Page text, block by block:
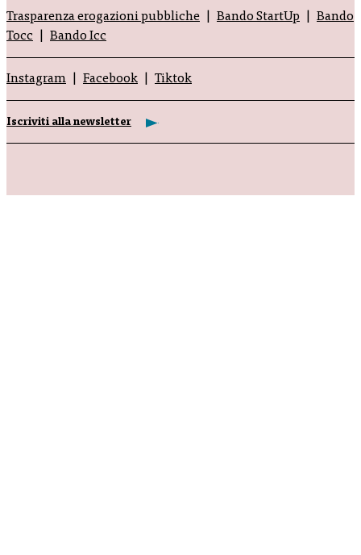
Trasparenza erogazioni pubbliche Bando StartUp
Bando
Tocc
Bando Icc
Instagram Facebook Tiktok
Iscriviti alla newsletter